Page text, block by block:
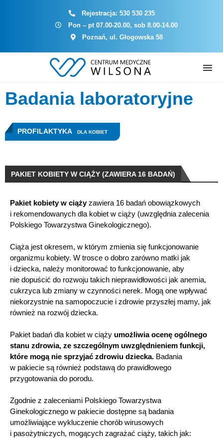
Rejestracja: 530 530 235
Pon – pt 07.00-20.00, sob 8.00-14.00
Poznań, ul. Głogowska 58
Badania laboratoryjne
PROFILAKTYKA DLA KOBIET
PAKIET KOBIETY W CIĄŻY (ZAWIERA 16 BADAŃ)
Pakiet kobiety w ciążyzawiera 16 badań obowiązkowych
i rekomendowanych dla kobiet w ciąży (uwzględnia zalecenia
Polskiego Towarzystwa Ginekologicznego).
Ciąża jest okresem, w którym zmienia się funkcjonowanie
organizmu kobiety. W trosce o dobro zarówno matki jak
i dziecka, należy monitorować to funkcjonowanie, aby
nie dopuścić do rozwoju takich nieprawidłowości jak anemia,
cukrzyca lub zmiany w czynności nerek. Mogą one wpływać
niekorzystnie na samopoczucie i zdrowie przyszłej mamy, jak
również na rozwój dziecka.
Pakiet badań dla kobiet w ciąży umożliwia ocenę ogólnego
stanu zdrowia, ze szczególnym uwzględnieniem funkcji,
które mogą nie sprzyjać zdrowiu dziecka. Badania
w pakiecie są również podstawą do prawidłowego
przygotowania do porodu.
Zgodnie z zaleceniami Polskiego Towarzystwa
Ginekologicznego w pakiecie dostępne są badania
umożliwiające wykluczenie chorób wirusowych
i pasożytniczych, mogących zagrażać ciąży, takich jak: